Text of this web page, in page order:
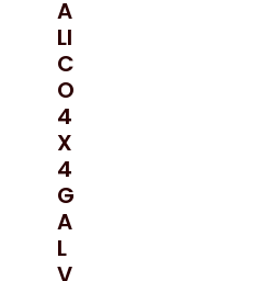
A
LI
C
O
4
X
4
G
A
L
V